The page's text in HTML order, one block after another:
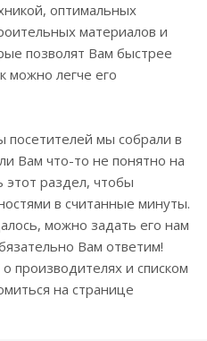
оптимальных
материалов и
позволят Вам быстрее
можно легче его
мы собрали в
Вам что-то не понятно на
этот раздел, чтобы
в считанные минуты.
можно задать его нам
Вам ответим!
производителях и списком
на странице